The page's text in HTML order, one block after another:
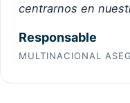
centrarnos en
Responsable
MULTINACIONAL